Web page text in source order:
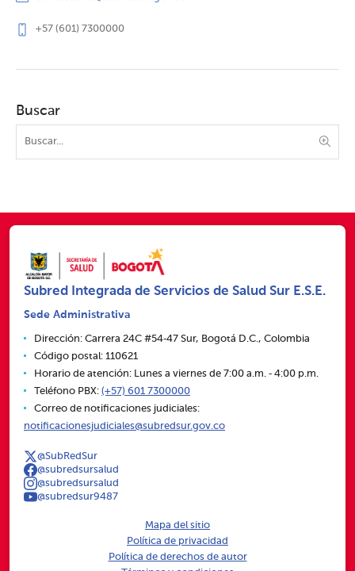
+57 (601) 7300000
Buscar
Subred Integrada de Servicios de Salud Sur E.S.E.
Sede Administrativa
Dirección: Carrera 24C #54‑47 Sur, Bogotá D.C., Colombia
Código postal: 110621
Horario de atención: Lunes a viernes de 7:00 a.m. ‑ 4:00 p.m.
Teléfono PBX: (+57) 601 7300000
Correo de notificaciones judiciales:
notificacionesjudiciales@subredsur.gov.co
@SubRedSur
@subredsursalud
@subredsursalud
@subredsur9487
Mapa del sitio
Política de privacidad
Política de derechos de autor